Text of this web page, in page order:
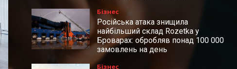
Бізнес
Російська атака знищила
найбільший склад Rozetka у
Броварах: обробляв понад 100 000
замовлень на день
Бізнес